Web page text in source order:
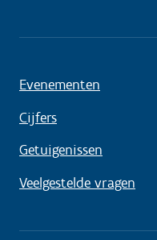
Evenementen
Cijfers
Getuigenissen
Veelgestelde vragen